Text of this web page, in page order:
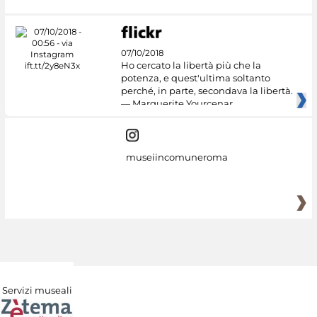
07/10/2018
Ho cercato la libertà più che la
potenza, e quest'ultima soltanto
perché, in parte, secondava la libertà.
— Marguerite Yourcenar
museiincomuneroma
Servizi museali